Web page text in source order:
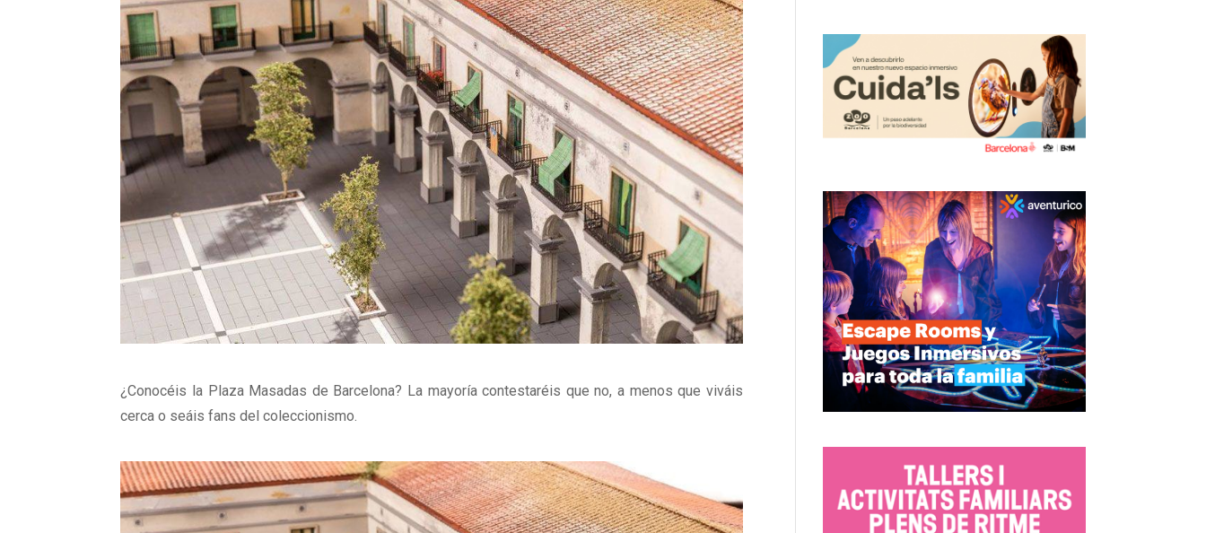
¿Conocéis la Plaza Masadas de Barcelona? La mayoría contestaréis que no, a menos que viváis
cerca o seáis fans del coleccionismo.